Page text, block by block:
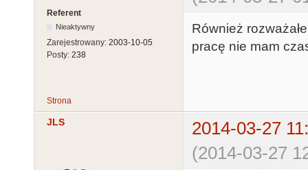
Referent
Nieaktywny
Zarejestrowany: 2003-10-05
Posty: 238
Również
pracę nie mam
Strona
JLS
2014-03-27
(2014-03-27